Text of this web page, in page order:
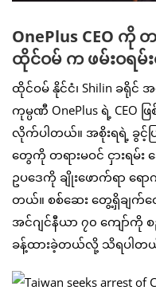
OnePlus CEO ကို
ထိုင်ဝမ် က ဖမ်းဝရ
ထိုင်ဝမ် နိုင်ငံ၊ Shilin ခရိုင်
ကုမ္ပဏီ OnePlus ရဲ့ CEO
လိုက်ပါတယ်။ အစိုးရရဲ့ ခွင့်
တွေကို တရားမဝင် ငှားရမ်း
ဥပဒေကို ချိုးဖောက်ရာ ရေ
တယ်။ စစ်ဆေး တွေ့ရှိချက်
အင်ဂျင်နီယာ ၇၀ ကျော်ကို
ခန့်ထားခဲ့တယ်လို့ သိရပါတ